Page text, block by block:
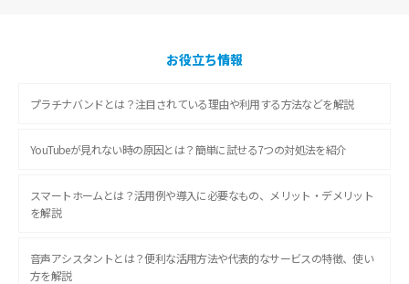
お役立ち情報
プラチナバンドとは？注目されている理由や利用する方法などを解説
YouTubeが見れない時の原因とは？簡単に試せる7つの対処法を紹介
スマートホームとは？活用例や導入に必要なもの、メリット・デメリット
を解説
音声アシスタントとは？便利な活用方法や代表的なサービスの特徴、使い
方を解説